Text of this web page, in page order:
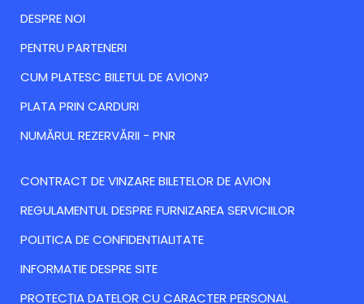
DESPRE NOI
PENTRU PARTENERI
CUM PLATESC BILETUL DE AVION?
PLATA PRIN CARDURI
NUMĂRUL REZERVĂRII - PNR
CONTRACT DE VINZARE BILETELOR DE AVION
REGULAMENTUL DESPRE FURNIZAREA SERVICIILOR
POLITICA DE CONFIDENTIALITATE
INFORMATIE DESPRE SITE
PROTECȚIA DATELOR CU CARACTER PERSONAL